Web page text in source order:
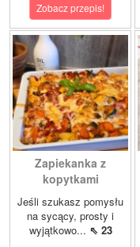
Zobacz przepis!
Zapiekanka z
kopytkami
Jeśli szukasz pomysłu
na sycący, prosty i
wyjątkowo... ⇖ 23